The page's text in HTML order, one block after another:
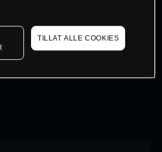
Log in
TILLAT ALLE COOKIES